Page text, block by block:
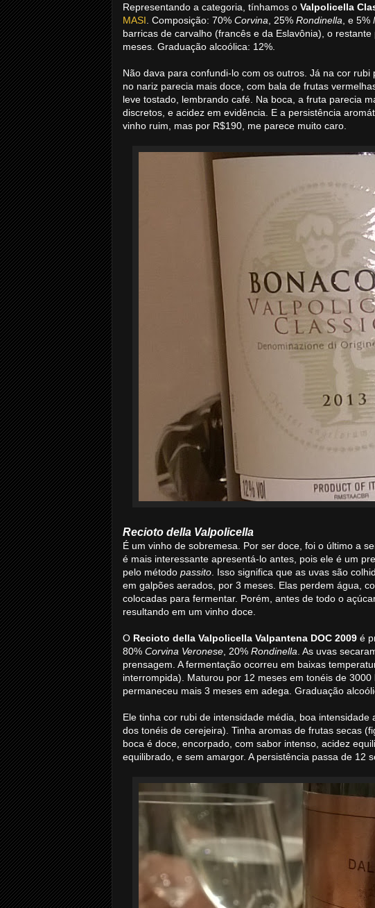
Representando a categoria, tínhamos o Valpolicella
MASI . Composição: 70% Corvina , 25% Rondinella , e 5%
barricas de carvalho (francês e da Eslavônia), o
meses. Graduação alcoólica: 12%.
Não dava para confundi-lo com os outros. Já na cor
no nariz parecia mais doce, com bala de frutas
leve tostado, lembrando café. Na boca, a fruta parecia
discretos, e acidez em evidência. E a persistência
vinho ruim, mas por R$190, me parece muito caro.
Recioto della Valpolicella
É um vinho de sobremesa. Por ser doce, foi o último a
é mais interessante apresentá-lo antes, pois ele é um
pelo método passito . Isso significa que as uvas são
em galpões aerados, por 3 meses. Elas perdem água,
colocadas para fermentar. Porém, antes de todo o
resultando em um vinho doce.
O Recioto della Valpolicella Valpantena DOC 2009 é
80% Corvina Veronese , 20% Rondinella . As uvas
prensagem. A fermentação ocorreu em baixas
interrompida). Maturou por 12 meses em tonéis de
permaneceu mais 3 meses em adega. Graduação
Ele tinha cor rubi de intensidade média, boa
dos tonéis de cerejeira). Tinha aromas de frutas secas
boca é doce, encorpado, com sabor intenso, acidez
equilibrado, e sem amargor. A persistência passa de 12